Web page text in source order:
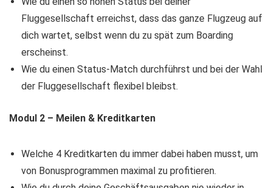
Fluggesellschaft erreichst, dass das ganze Flugzeug auf
dich wartet, selbst wenn du zu spät zum Boarding
erscheinst.
Wie du einen Status-Match durchführst und bei der Wahl
der Fluggesellschaft flexibel bleibst.
Modul 2 – Meilen & Kreditkarten
Welche 4 Kreditkarten du immer dabei haben musst, um
von Bonusprogrammen maximal zu profitieren.